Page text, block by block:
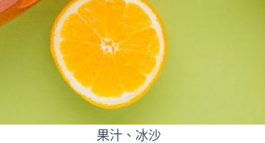
果汁、冰沙